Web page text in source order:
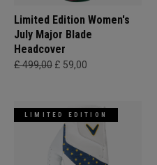
Limited Edition Women's
July Major Blade
Headcover
£ 499,00 £ 59,00
LIMITED EDITION